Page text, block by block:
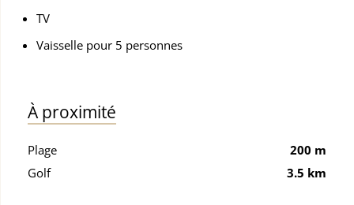
TV
Vaisselle pour 5 personnes
À proximité
Plage
200 m
Golf
3.5 km